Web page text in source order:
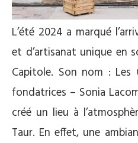
L’été 2024 a marqué
et d’artisanat unique en
Capitole. Son nom : Les
fondatrices – Sonia
créé un lieu à
Taur. En effet, une